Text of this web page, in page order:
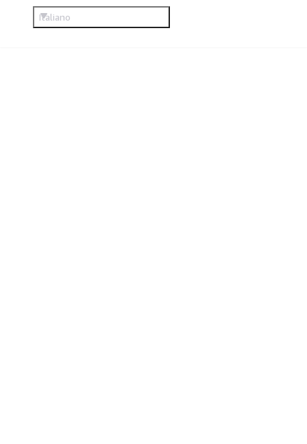
Italiano